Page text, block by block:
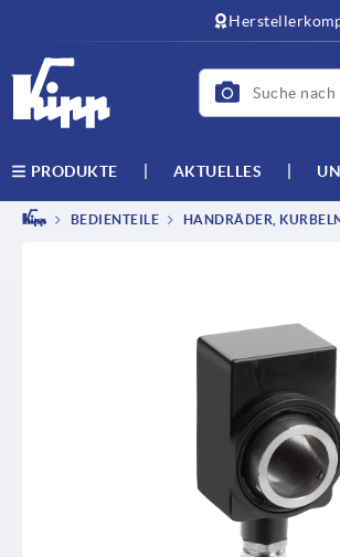
PRODUKTE AKTUELLES
BEDIENTEILE HANDRÄDER,